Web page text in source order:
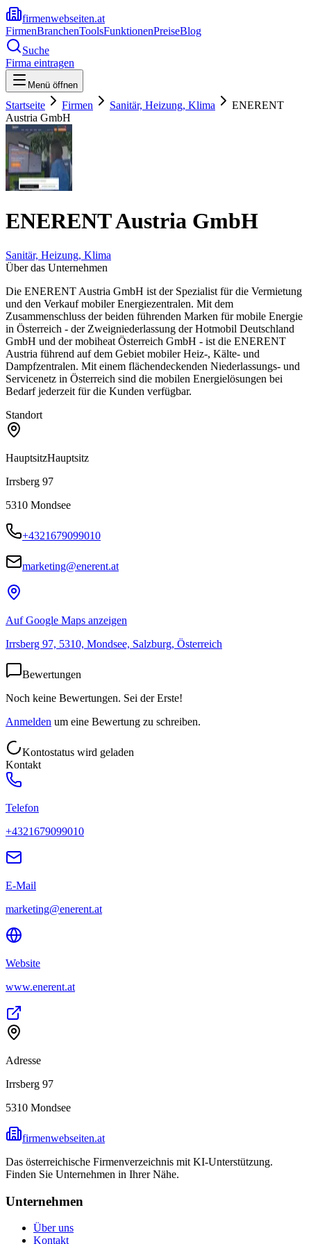
firmenwebseiten.at
FirmenBranchenToolsFunktionenPreiseBlog
Suche
Firma eintragen
Menü öffnen
Startseite Firmen Sanitär, Heizung, Klima
ENERENT
Austria GmbH
ENERENT Austria GmbH
Sanitär, Heizung, Klima
Über das Unternehmen
Die ENERENT Austria GmbH ist der Spezialist für die Vermietung
und den Verkauf mobiler Energiezentralen. Mit dem
Zusammenschluss der beiden führenden Marken für mobile Energie
in Österreich - der Zweigniederlassung der Hotmobil Deutschland
GmbH und der mobiheat Österreich GmbH - ist die ENERENT
Austria führend auf dem Gebiet mobiler Heiz-, Kälte- und
Dampfzentralen. Mit einem flächendeckenden Niederlassungs- und
Servicenetz in Österreich sind die mobilen Energielösungen bei
Bedarf jederzeit für die Kunden verfügbar.
Standort
HauptsitzHauptsitz
Irrsberg 97
5310 Mondsee
+4321679099010
marketing@enerent.at
Auf Google Maps anzeigen
Irrsberg 97, 5310, Mondsee, Salzburg, Österreich
Bewertungen
Noch keine Bewertungen. Sei der Erste!
Anmelden um eine Bewertung zu schreiben.
Kontostatus wird geladen
Kontakt
Telefon
+4321679099010
E-Mail
marketing@enerent.at
Website
www.enerent.at
Adresse
Irrsberg 97
5310 Mondsee
firmenwebseiten.at
Das österreichische Firmenverzeichnis mit KI-Unterstützung.
Finden Sie Unternehmen in Ihrer Nähe.
Unternehmen
Über uns
Kontakt